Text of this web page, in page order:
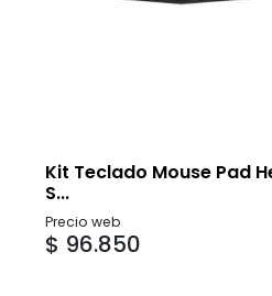
Kit Teclado Mouse Pad
S...
Precio web
$ 96.850